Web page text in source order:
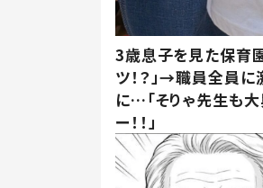
3歳息子を見た保育
ツ！？」→職員全員
に…「そりゃ先生も大
ー！！」